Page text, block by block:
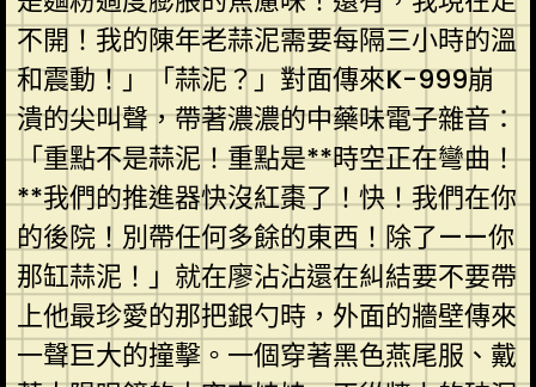
不開！我的陳年老蒜泥需要每隔三小時的溫
和震動！」「蒜泥？」對面傳來K-999崩
潰的尖叫聲，帶著濃濃的中藥味電子雜音：
「重點不是蒜泥！重點是**時空正在彎曲！
**我們的推進器快沒紅棗了！快！我們在你
的後院！別帶任何多餘的東西！除了——你
那缸蒜泥！」就在廖沾沾還在糾結要不要帶
上他最珍愛的那把銀勺時，外面的牆壁傳來
一聲巨大的撞擊。一個穿著黑色燕尾服、戴